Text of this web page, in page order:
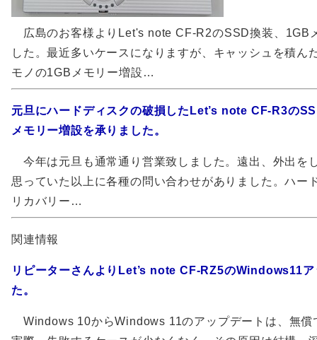
広島のお客様よりLet's note CF-R2のSSD換装、1GB
した。最近多いケースになりますが、キャッシュを積ん
モノの1GBメモリー増設…
元旦にハードディスクの破損したLet’s note CF-R3の
メモリー増設を承りました。
今年は元旦も通常通り営業致しました。遠出、外出を
思っていた以上に各種の問い合わせがありました。ハー
リカバリー…
関連情報
リピーターさんよりLet’s note CF-RZ5のWindows11
た。
Windows 10からWindows 11のアップデートは、無